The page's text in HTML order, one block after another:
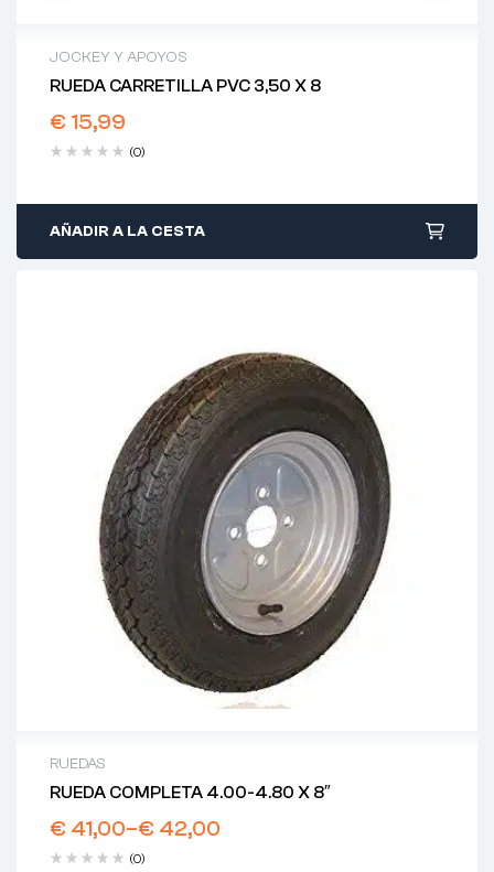
JOCKEY Y APOYOS
RUEDA CARRETILLA PVC 3,50 X 8
€ 15,99
(0)
AÑADIR A LA CESTA
RUEDAS
RUEDA COMPLETA 4.00-4.80 X 8″
€ 41,00–€ 42,00
(0)